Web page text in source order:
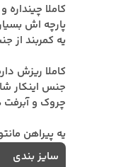
کاملا
پارچه اش
یه کمربند
کاملا ریزش
جنس اینکار
چروک و آبرفت
یه پیراهن
سایز بندی